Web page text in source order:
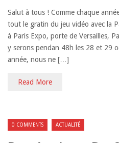
Salut à tous ! Comme chaque
tout le gratin du jeu vidéo avec la
à Paris Expo, porte de Versailles,
y serons pendan 48h les 28 et 29
année, nous ne […]
Read More
0 COMMENTS ACTUALITÉ